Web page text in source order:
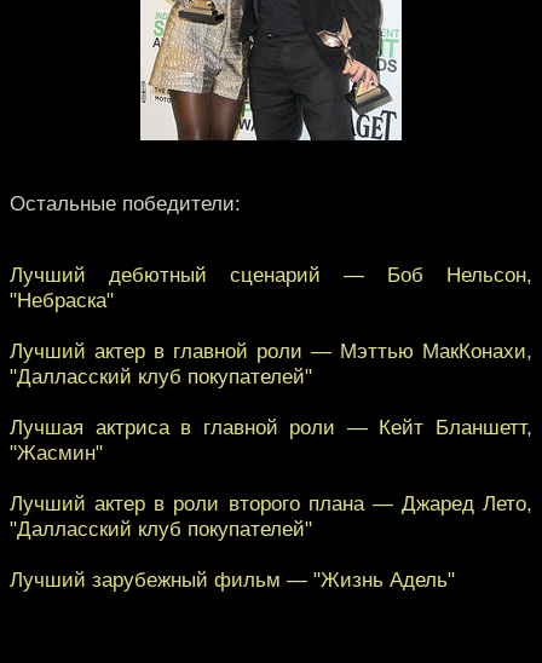
Остальные победители:
Лучший дебютный сценарий — Боб Нельсон,
"Небраска"
Лучший актер в главной роли — Мэттью МакКонахи,
"Далласский клуб покупателей"
Лучшая актриса в главной роли — Кейт Бланшетт,
"Жасмин"
Лучший актер в роли второго плана — Джаред Лето,
"Далласский клуб покупателей"
Лучший зарубежный фильм — "Жизнь Адель"